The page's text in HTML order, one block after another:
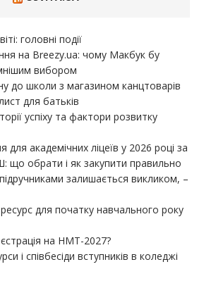
головні події
на Breezy.ua: чому Макбук бу
вибором
до школи з магазином канцтоварів
для батьків
успіху та фактори розвитку
академічних ліцеїв у 2026 році за
що обрати і як закупити правильно
залишається викликом, –
для початку навчального року
на НМТ-2027?
і співбесіди вступників в коледжі